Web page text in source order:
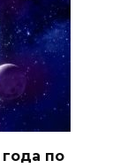
года по